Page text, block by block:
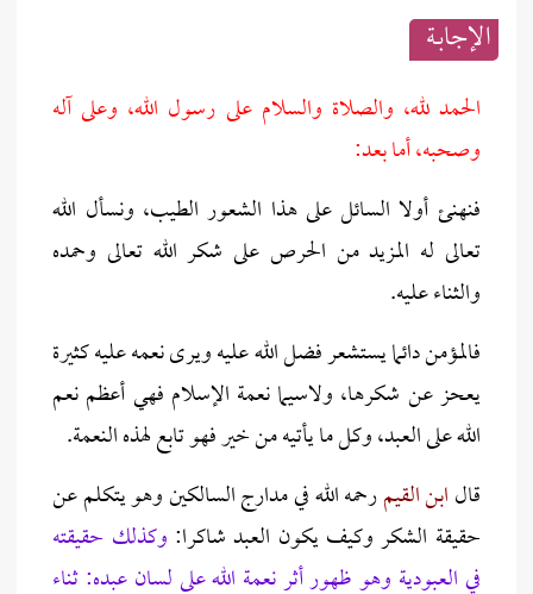
الإجابــة
الحمد لله، والصلاة والسلام على رسول الله، وعلى آله
وصحبه، أما بعد:
فنهنئ أولا السائل على هذا الشعور الطيب، ونسأل الله
تعالى له المزيد من الحرص على شكر الله تعالى وحمده
والثناء عليه.
فالمؤمن دائما يستشعر فضل الله عليه ويرى نعمه عليه كثيرة
يعحز عن شكرها، ولاسيما نعمة الإسلام فهي أعظم نعم
الله على العبد، وكل ما يأتيه من خير فهو تابع لهذه النعمة.
قالابن القيمرحمه الله في مدارج السالكين وهو يتكلم عن
حقيقة الشكر وكيف يكون العبد شاكرا: وكذلك حقيقته
في العبودية وهو ظهور أثر نعمة الله على لسان عبده: ثناء